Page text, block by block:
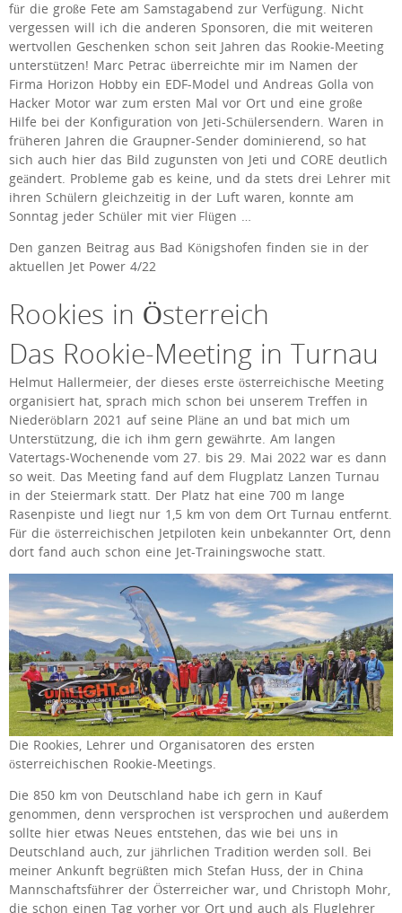
für die große Fete am Samstagabend zur Verfügung. Nicht
vergessen will ich die anderen Sponsoren, die mit weiteren
wertvollen Geschenken schon seit Jahren das Rookie-Meeting
unterstützen! Marc Petrac überreichte mir im Namen der
Firma Horizon Hobby ein EDF-Model und Andreas Golla von
Hacker Motor war zum ersten Mal vor Ort und eine große
Hilfe bei der Konfiguration von Jeti-Schülersendern. Waren in
früheren Jahren die Graupner-Sender dominierend, so hat
sich auch hier das Bild zugunsten von Jeti und CORE deutlich
geändert. Probleme gab es keine, und da stets drei Lehrer mit
ihren Schülern gleichzeitig in der Luft waren, konnte am
Sonntag jeder Schüler mit vier Flügen …
Den ganzen Beitrag aus Bad Königshofen finden sie in der
aktuellen Jet Power 4/22
Rookies in Österreich
Das Rookie-Meeting in Turnau
Helmut Hallermeier, der dieses erste österreichische Meeting
organisiert hat, sprach mich schon bei unserem Treffen in
Niederöblarn 2021 auf seine Pläne an und bat mich um
Unterstützung, die ich ihm gern gewährte. Am langen
Vatertags-Wochenende vom 27. bis 29. Mai 2022 war es dann
so weit. Das Meeting fand auf dem Flugplatz Lanzen Turnau
in der Steiermark statt. Der Platz hat eine 700 m lange
Rasenpiste und liegt nur 1,5 km von dem Ort Turnau entfernt.
Für die österreichischen Jetpiloten kein unbekannter Ort, denn
dort fand auch schon eine Jet-Trainingswoche statt.
Die Rookies, Lehrer und Organisatoren des ersten
österreichischen Rookie-Meetings.
Die 850 km von Deutschland habe ich gern in Kauf
genommen, denn versprochen ist versprochen und außerdem
sollte hier etwas Neues entstehen, das wie bei uns in
Deutschland auch, zur jährlichen Tradition werden soll. Bei
meiner Ankunft begrüßten mich Stefan Huss, der in China
Mannschaftsführer der Österreicher war, und Christoph Mohr,
die schon einen Tag vorher vor Ort und auch als Fluglehrer